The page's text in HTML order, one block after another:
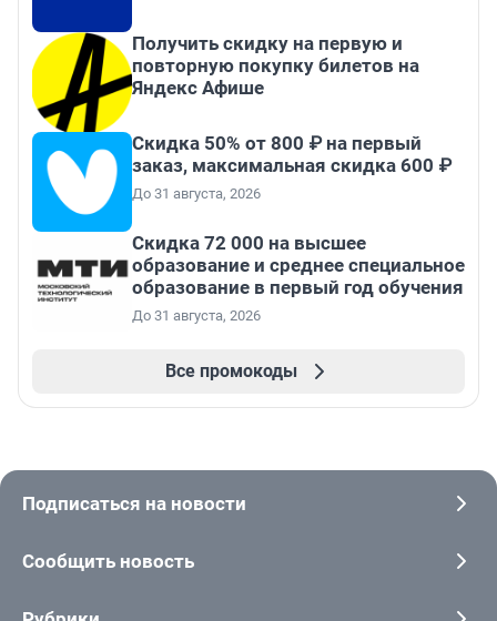
Получить скидку на первую и
повторную покупку билетов на
Яндекс Афише
Скидка 50% от 800 ₽ на первый
заказ, максимальная скидка 600 ₽
До 31 августа, 2026
Скидка 72 000 на высшее
образование и среднее специальное
образование в первый год обучения
До 31 августа, 2026
Все промокоды
Подписаться на новости
Сообщить новость